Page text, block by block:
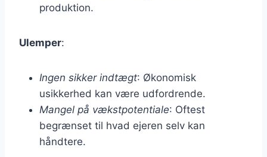
produktion.
Ulemper:
Ingen sikker indtægt: Økonomisk
usikkerhed kan være udfordrende.
Mangel på vækstpotentiale: Oftest
begrænset til hvad ejeren selv kan
håndtere.